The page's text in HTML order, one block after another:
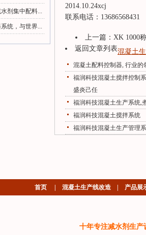
剂集中配料...
统，与世界...
2014.10.24xcj
联系电话：13686568431
上一篇： XK 1000
返回文章列表混凝土
混凝土配料控制器, 行业的
福润科技混凝土搅拌控制
盛炎己任
福润科技混凝土生产系统,
福润科技混凝土搅拌系统
福润科技混凝土生产管理
首页 混凝土生产线改造 产品展
十年专注减水剂生